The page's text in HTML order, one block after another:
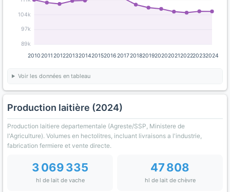
89k
97k
104k
201020112012201320142015201620172018201920202021202220232024
Voir les données en tableau
Production laitière (2024)
Production laitiere departementale (Agreste/SSP, Ministere de
l'Agriculture). Volumes en hectolitres, incluant livraisons a l'industrie,
fabrication fermiere et vente directe.
3 069 335
hl de lait de vache
47 808
hl de lait de chèvre